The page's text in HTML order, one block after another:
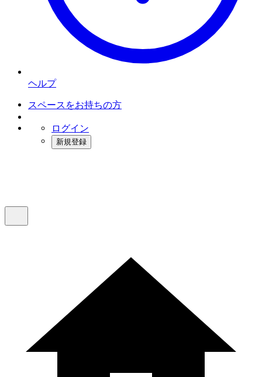
ヘルプ
スペースをお持ちの方
ログイン
新規登録